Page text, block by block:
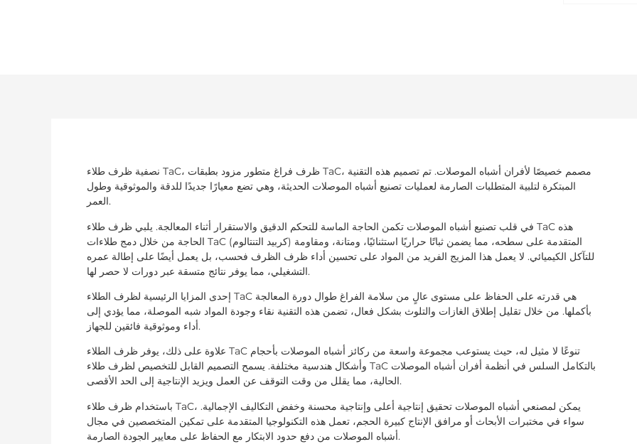
نصفية ظرف طلاء TaC، ظرف فراغ متطور مزود بطبقات TaC، مصمم خصيصًا لأفران أشباه الموصلات. تم تصميم هذه التقنية
المبتكرة لتلبية المتطلبات الصارمة لعمليات تصنيع أشباه الموصلات الحديثة، وهي تضع معيارًا جديدًا للدقة والموثوقية وطول
العمر.
في قلب تصنيع أشباه الموصلات تكمن الحاجة الماسة للتحكم الدقيق والاستقرار أثناء المعالجة. يلبي ظرف طلاء TaC هذه
الحاجة من خلال دمج طلاءات TaC (كربيد التنتالوم) المتقدمة على سطحه، مما يضمن ثباتًا حراريًا استثنائيًا، ومتانة، ومقاومة
للتآكل الكيميائي. لا يعمل هذا المزيج الفريد من المواد على تحسين أداء ظرف الظرف فحسب، بل يعمل أيضًا على إطالة عمره
التشغيلي، مما يوفر نتائج متسقة عبر دورات لا حصر لها.
إحدى المزايا الرئيسية لظرف الطلاء TaC هي قدرته على الحفاظ على مستوى عالٍ من سلامة الفراغ طوال دورة المعالجة
بأكملها. من خلال تقليل إطلاق الغازات والتلوث بشكل فعال، تضمن هذه التقنية نقاء وجودة المواد شبه الموصلة، مما يؤدي إلى
أداء وموثوقية فائقين للجهاز.
علاوة على ذلك، يوفر ظرف الطلاء TaC تنوعًا لا مثيل له، حيث يستوعب مجموعة واسعة من ركائز أشباه الموصلات بأحجام
وأشكال هندسية مختلفة. يسمح التصميم القابل للتخصيص لظرف طلاء TaC بالتكامل السلس في أنظمة أفران أشباه الموصلات
الحالية، مما يقلل من وقت التوقف عن العمل ويزيد الإنتاجية إلى الحد الأقصى.
باستخدام ظرف طلاء TaC، يمكن لمصنعي أشباه الموصلات تحقيق إنتاجية أعلى وإنتاجية محسنة وخفض التكاليف الإجمالية.
سواء في مختبرات الأبحاث أو مرافق الإنتاج كبيرة الحجم، تعمل هذه التكنولوجيا المتقدمة على تمكين المتخصصين في مجال
أشباه الموصلات من دفع حدود الابتكار مع الحفاظ على معايير الجودة الصارمة.